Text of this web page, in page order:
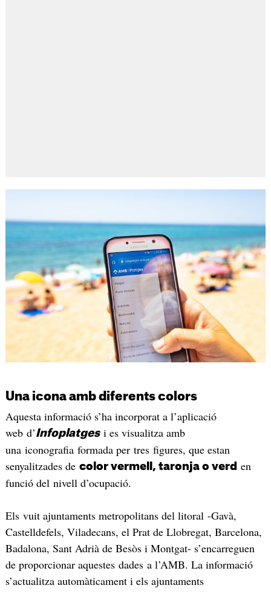
Una icona amb diferents colors
Aquesta informació s’ha incorporat a l’aplicació
web d’Infoplatgesi es visualitza amb
una iconografia formada per tres figures, que estan
senyalitzades de color vermell, taronja o verd en
funció del nivell d’ocupació.
Els vuit ajuntaments metropolitans del litoral -Gavà,
Castelldefels, Viladecans, el Prat de Llobregat, Barcelona,
Badalona, Sant Adrià de Besòs i Montgat- s’encarreguen
de proporcionar aquestes dades a l’AMB. La informació
s’actualitza automàticament i els ajuntaments